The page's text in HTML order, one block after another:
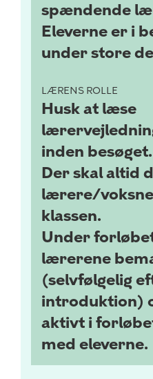
spændende
Eleverne er i
under store
LÆRENS ROLLE
Husk at læse
inden besøget.
Der skal altid
lærere/
klassen.
Under
lærerene
(selvfølgelig
introduktion)
aktivt i
med eleverne.